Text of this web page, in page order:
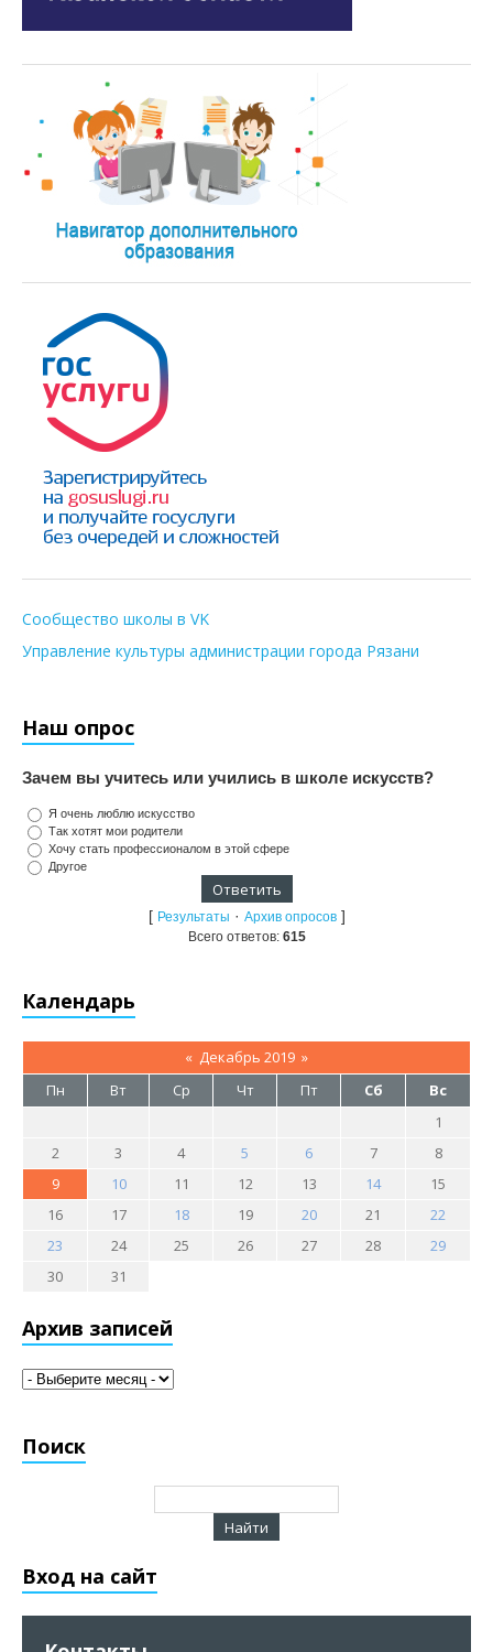
Сообщество школы в VK
Управление культуры администрации города Рязани
Наш опрос
Зачем вы учитесь или учились в школе искусств?
Я очень люблю искусство
Так хотят мои родители
Хочу стать профессионалом в этой сфере
Другое
[ Результаты · Архив опросов]
Всего ответов: 615
Календарь
« Декабрь 2019 »
Пн
Вт Ср Чт Пт Сб
Вс
1
2
3 4 5 6 7
8
9
10 11 12 13 14
15
16
17 18 19 20 21
22
23
24 25 26 27 28
29
30
31
Архив записей
Поиск
Вход на сайт